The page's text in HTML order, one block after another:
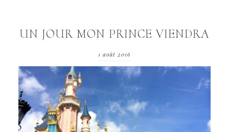
UN JOUR MON PRINCE VIENDRA
1 août 2016